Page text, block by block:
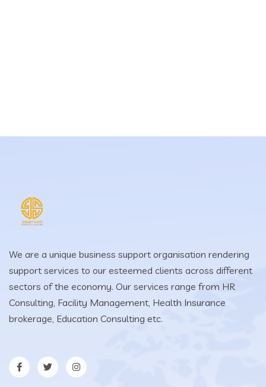
We are a unique business support organisation rendering
support services to our esteemed clients across different
sectors of the economy. Our services range from HR
Consulting, Facility Management, Health Insurance
brokerage, Education Consulting etc.